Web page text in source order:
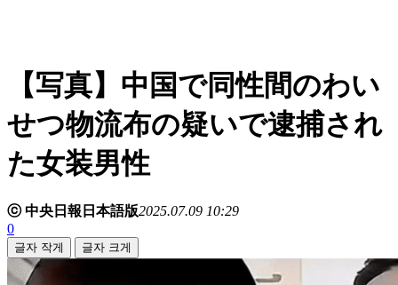
【写真】中国で同性間のわい
せつ物流布の疑いで逮捕され
た女装男性
ⓒ 中央日報日本語版2025.07.09 10:29
0
글자 작게 글자 크게